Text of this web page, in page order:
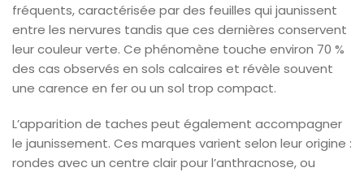
fréquents, caractérisée par des feuilles qui jaunissent
entre les nervures tandis que ces dernières conservent
leur couleur verte. Ce phénomène touche environ 70 %
des cas observés en sols calcaires et révèle souvent
une carence en fer ou un sol trop compact.
L’apparition de taches peut également accompagner
le jaunissement. Ces marques varient selon leur origine :
rondes avec un centre clair pour l’anthracnose, ou